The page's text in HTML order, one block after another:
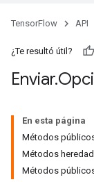
TensorFlow API
¿Te resultó útil?
Enviar.
En esta página
Métodos
Métodos
Métodos